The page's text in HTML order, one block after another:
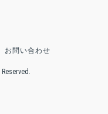
お問い合わせ